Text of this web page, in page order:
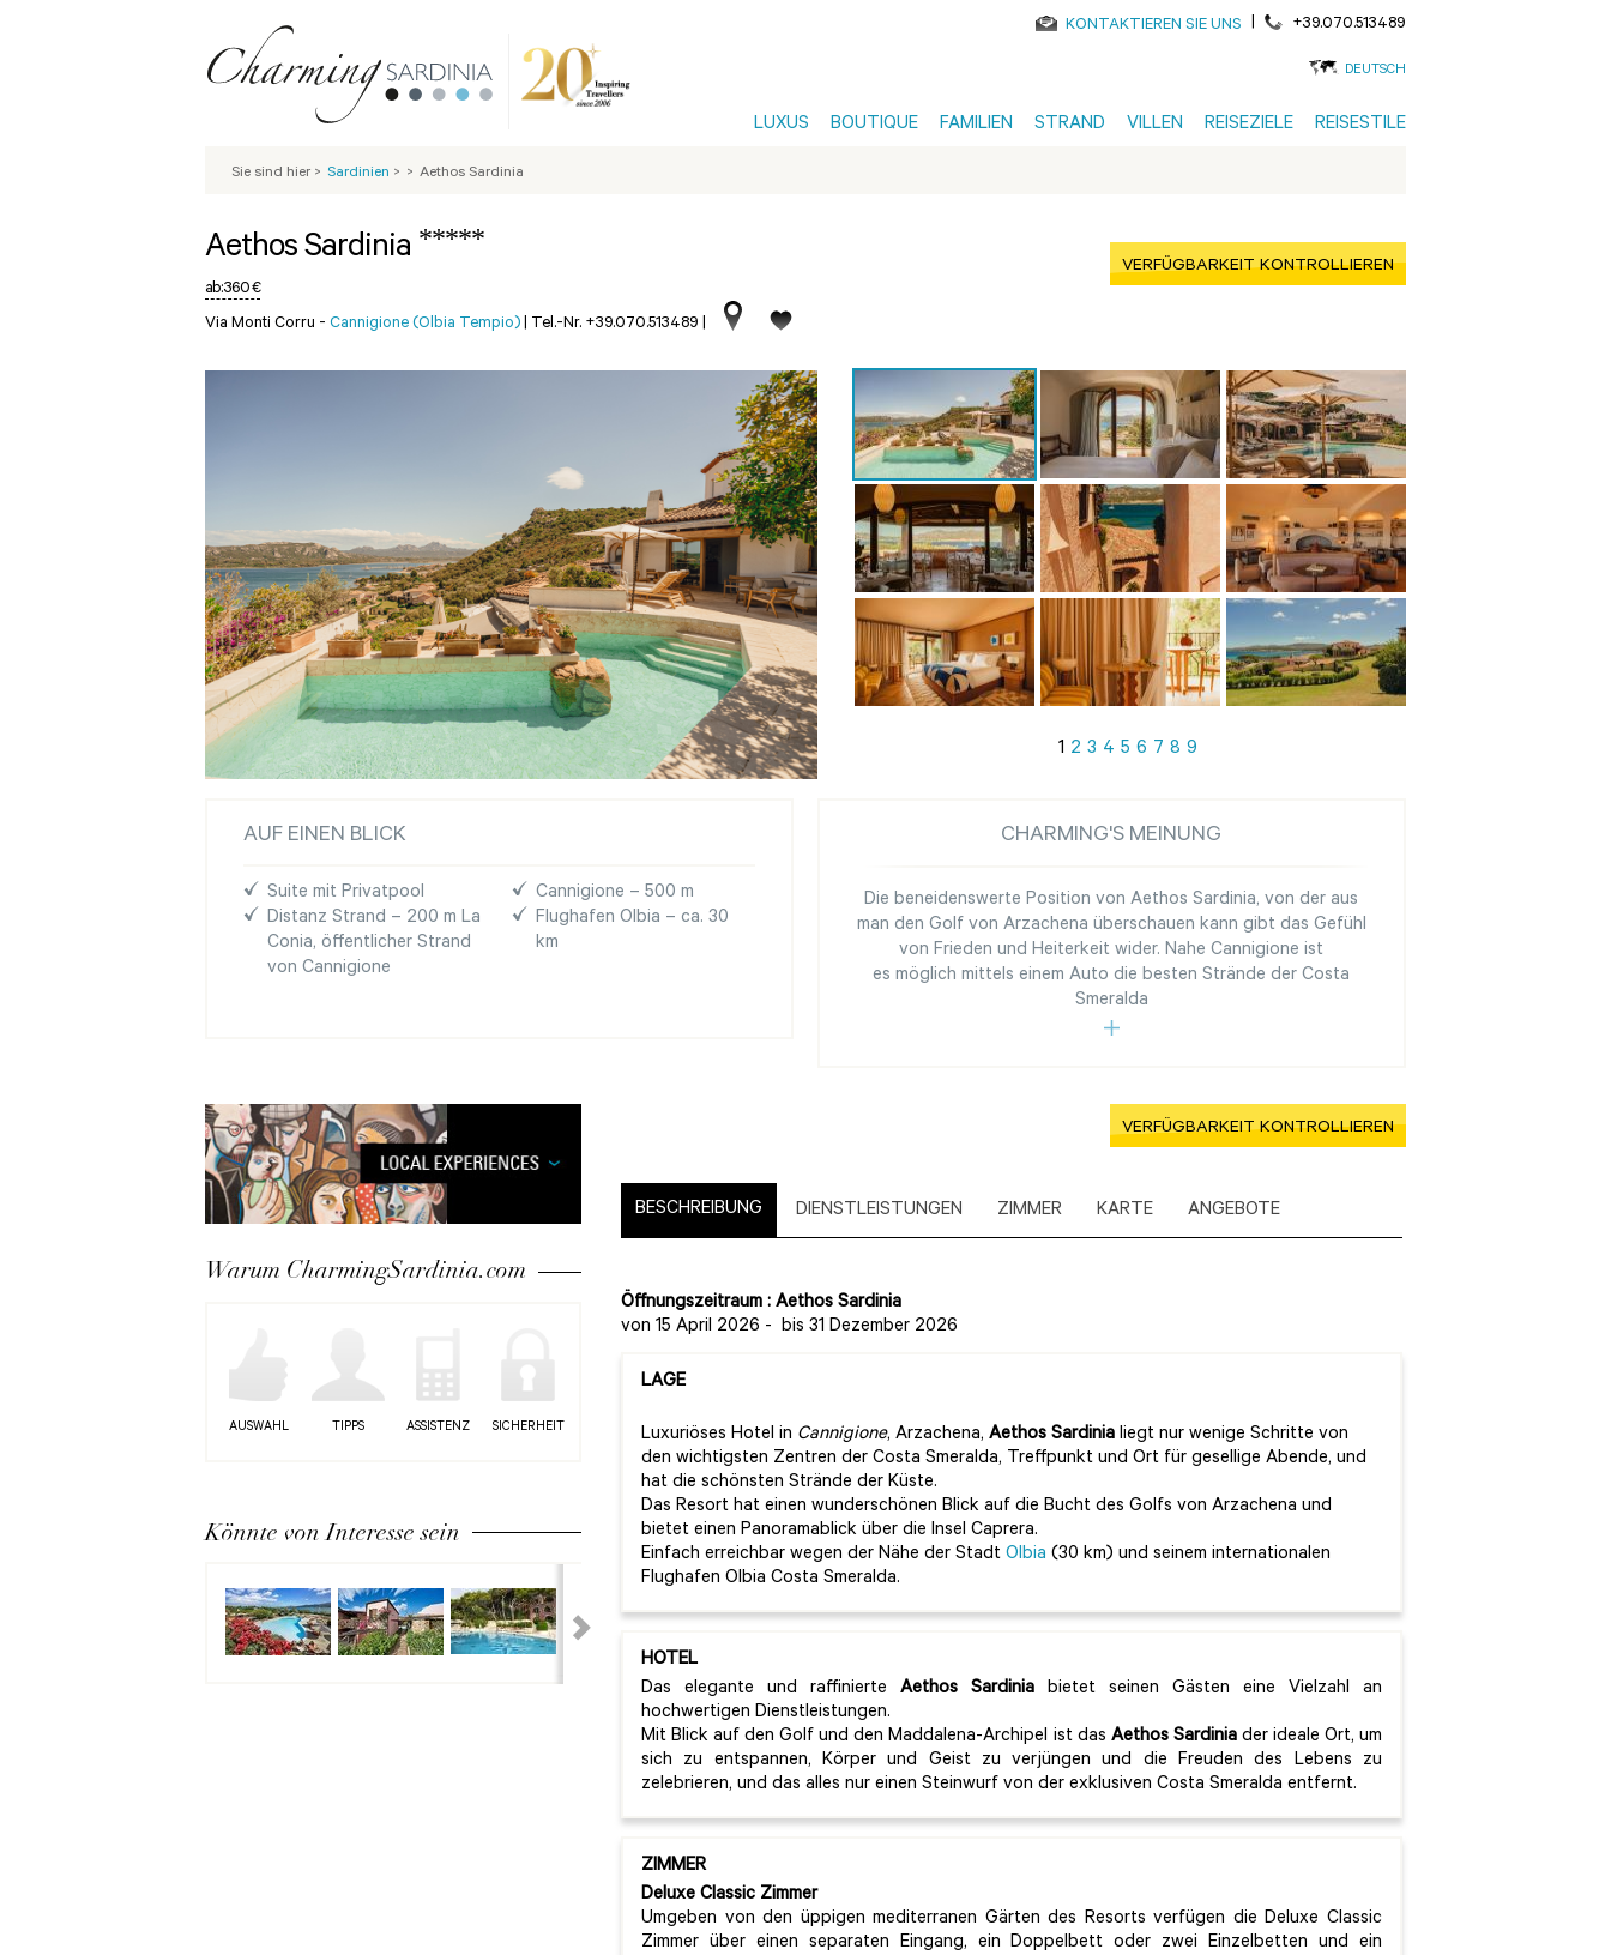
KONTAKTIEREN SIE UNS | +39.070.513489
DEUTSCH
LUXUS BOUTIQUE FAMILIEN STRAND VILLEN REISEZIELE REISESTILE
Sie sind hier > Sardinien > > Aethos Sardinia
Aethos Sardinia *****
ab:360 €
Via Monti Corru - Cannigione (Olbia Tempio) | Tel.-Nr. +39.070.513489 |
VERFÜGBARKEIT KONTROLLIEREN
1 2 3 4 5 6 7 8 9
AUF EINEN BLICK
Suite mit Privatpool
Cannigione – 500 m
Distanz Strand – 200 m La
Conia, öffentlicher Strand
von Cannigione
Flughafen Olbia – ca. 30
km
CHARMING'S MEINUNG
Die beneidenswerte Position von Aethos Sardinia, von der aus
man den Golf von Arzachena überschauen kann gibt das Gefühl
von Frieden und Heiterkeit wider. Nahe Cannigione ist
es möglich mittels einem Auto die besten Strände der Costa
Smeralda
Warum CharmingSardinia.com
AUSWAHL TIPPS ASSISTENZ SICHERHEIT
Könnte von Interesse sein
VERFÜGBARKEIT KONTROLLIEREN
BESCHREIBUNG DIENSTLEISTUNGEN ZIMMER KARTE ANGEBOTE
Öffnungszeitraum : Aethos Sardinia
von 15 April 2026 - bis 31 Dezember 2026
LAGE
Luxuriöses Hotel in Cannigione, Arzachena, Aethos Sardinia liegt nur wenige Schritte von
den wichtigsten Zentren der Costa Smeralda, Treffpunkt und Ort für gesellige Abende, und
hat die schönsten Strände der Küste.
Das Resort hat einen wunderschönen Blick auf die Bucht des Golfs von Arzachena und
bietet einen Panoramablick über die Insel Caprera.
Einfach erreichbar wegen der Nähe der Stadt Olbia (30 km) und seinem internationalen
Flughafen Olbia Costa Smeralda.
HOTEL
Das elegante und raffinierte Aethos Sardinia bietet seinen Gästen eine Vielzahl an
hochwertigen Dienstleistungen.
Mit Blick auf den Golf und den Maddalena-Archipel ist das Aethos Sardiniader ideale Ort, um
sich zu entspannen, Körper und Geist zu verjüngen und die Freuden des Lebens zu
zelebrieren, und das alles nur einen Steinwurf von der exklusiven Costa Smeralda entfernt.
ZIMMER
Deluxe Classic Zimmer
Umgeben von den üppigen mediterranen Gärten des Resorts verfügen die Deluxe Classic
Zimmer über einen separaten Eingang, ein Doppelbett oder zwei Einzelbetten und ein